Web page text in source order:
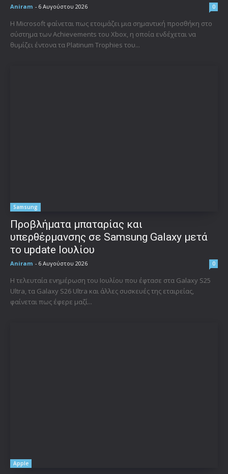
Aniram - 6 Αυγούστου 2026 0
Η Microsoft φαίνεται πως ετοιμάζει μια σημαντική προσθήκη στο
σύστημα των Achievements του Xbox, η οποία ενδέχεται να
θυμίζει έντονα τα Platinum Trophies του...
Samsung
Προβλήματα μπαταρίας και
υπερθέρμανσης σε Samsung Galaxy μετά
το update Ιουλίου
Aniram - 6 Αυγούστου 2026 0
Η τελευταία ενημέρωση του Ιουλίου που έφτασε στα Galaxy S25
Ultra, τα Galaxy S26 Ultra και άλλες συσκευές της εταιρείας,
φαίνεται πως έφερε μαζί...
Apple